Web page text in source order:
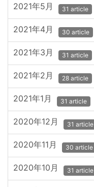
2021年5月 31 article
2021年4月 30 article
2021年3月 31 article
2021年2月 28 article
2021年1月 31 article
2020年12月 31 article
2020年11月 30 article
2020年10月 31 article